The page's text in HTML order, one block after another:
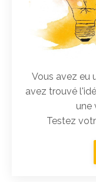
Vous avez eu
avez trouvé
une
Testez